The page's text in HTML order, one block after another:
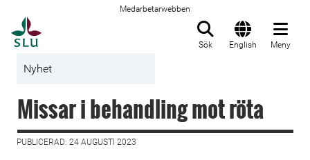
Medarbetarwebben
Sök English Meny
Nyhet
Missar i behandling mot röta
PUBLICERAD: 24 AUGUSTI 2023